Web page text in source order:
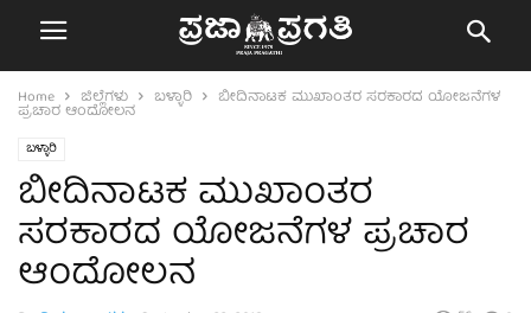
Home ಜಿಲ್ಲೆಗಳು ಬಳ್ಳಾರಿ ಬೀದಿನಾಟಕ ಮುಖಾಂತರ ಸರಕಾರದ ಯೋಜನೆಗಳ
ಪ್ರಚಾರ ಆಂದೋಲನ
ಬಳ್ಳಾರಿ
ಬೀದಿನಾಟಕ ಮುಖಾಂತರ
ಸರಕಾರದ ಯೋಜನೆಗಳ ಪ್ರಚಾರ
ಆಂದೋಲನ